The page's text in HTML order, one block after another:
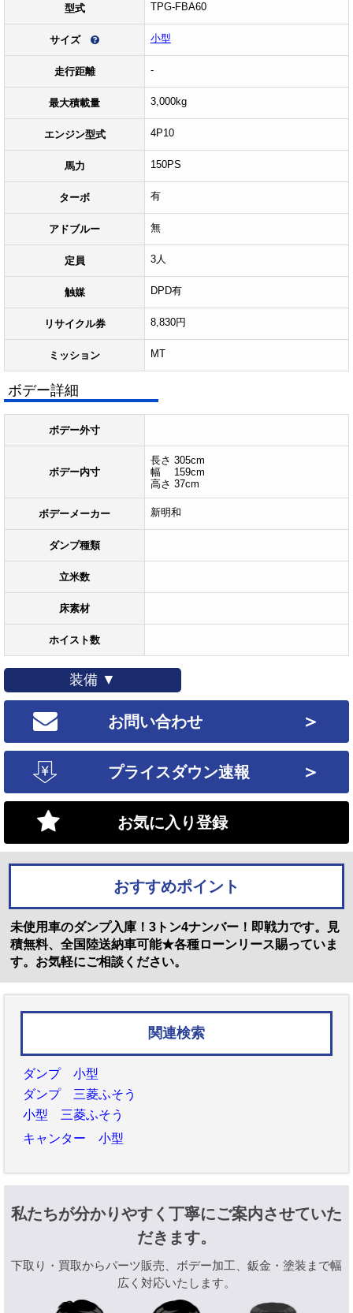
型式 TPG-FBA60
サイズ 小型
走行距離 -
最大積載量 3,000kg
エンジン型式 4P10
馬力 150PS
ターボ 有
アドブルー 無
定員 3人
触媒 DPD有
リサイクル券 8,830円
ミッション MT
ボデー詳細
ボデー外寸
ボデー内寸
長さ 305cm
幅 159cm
高さ 37cm
ボデーメーカー 新明和
ダンプ種類
立米数
床素材
ホイスト数
装備 ▼
お問い合わせ ＞
プライスダウン速報 ＞
お気に入り登録
おすすめポイント
未使用車のダンプ入庫！3トン4ナンバー！即戦力です。見
積無料、全国陸送納車可能★各種ローンリース賜っていま
す。お気軽にご相談ください。
関連検索
ダンプ 小型
ダンプ 三菱ふそう
小型 三菱ふそう
キャンター 小型
私たちが分かりやすく丁寧にご案内させていた
だきます。
下取り・買取からパーツ販売、ボデー加工、鈑金・塗装まで幅
広く対応いたします。